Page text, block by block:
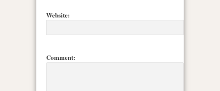
Website:
Comment: